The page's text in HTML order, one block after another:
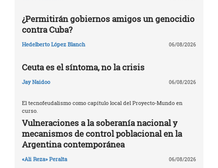
¿Permitirán gobiernos amigos un genocidio
contra Cuba?
Hedelberto López Blanch 06/08/2026
Ceuta es el síntoma, no la crisis
Jay Naidoo 06/08/2026
El tecnofeudalismo como capítulo local del Proyecto-Mundo en
curso.
Vulneraciones a la soberanía nacional y
mecanismos de control poblacional en la
Argentina contemporánea
«Ali Reza» Peralta 06/08/2026